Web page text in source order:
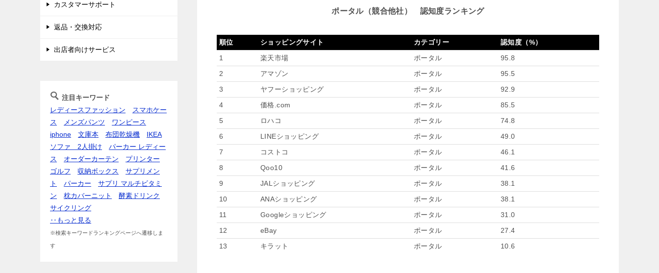
ポータル（競合他社） 認知度ランキング
順位 ショッピングサイト カテゴリー
認知度（%）
1
楽天市場 ポータル
95.8
2
アマゾン ポータル
95.5
3
ヤフーショッピング ポータル
92.9
4
価格.com ポータル
85.5
5
ロハコ ポータル
74.8
6
LINEショッピング ポータル
49.0
7
コストコ ポータル
46.1
8
Qoo10 ポータル
41.6
9
JALショッピング ポータル
38.1
10
ANAショッピング ポータル
38.1
11
Googleショッピング ポータル
31.0
12
eBay ポータル
27.4
13
キラット ポータル 10.6
カスタマーサポート
返品・交換対応
出店者向けサービス
注目キーワード
レディースファッション
スマホケー
ス
メンズパンツ
ワンピース
iphone
文庫本 布団乾燥機
IKEA
ソファ 2人掛け
パーカー レディー
ス
オーダーカーテン
プリンター
ゴルフ
収納ボックス
サプリメン
ト
パーカー
サプリ マルチビタミ
ン
枕カバーニット
酵素ドリンク
サイクリング
‥もっと見る
※検索キーワードランキングページへ遷移しま
す